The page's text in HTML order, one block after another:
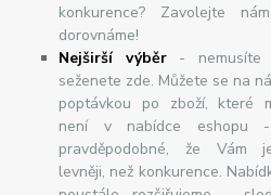
konkurence? Zavolejte
dorovnáme!
Nejširšívýběr- nemusíte
seženete zde. Můžete se na
poptávkou po zboží, které
není v nabídce eshopu
pravděpodobné, že Vám
levněji, než konkurence.